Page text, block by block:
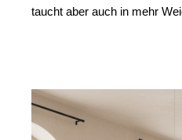
taucht aber auch in mehr